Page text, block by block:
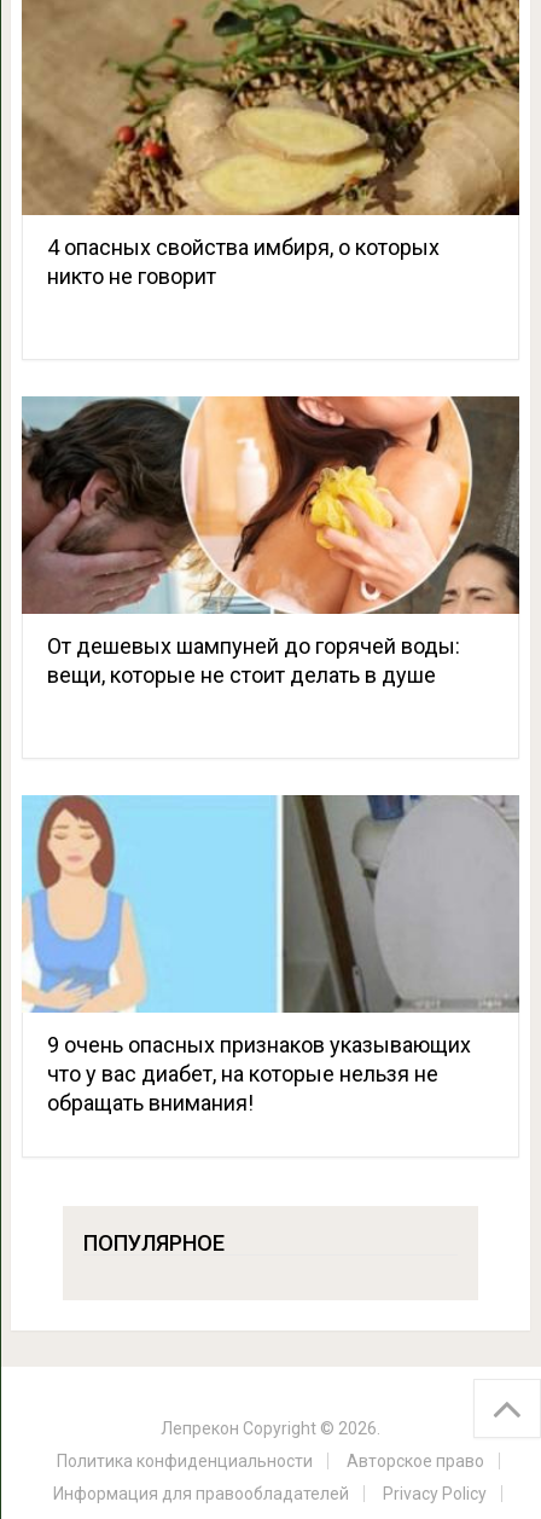
4 опасных свойства имбиря, о которых
никто не говорит
От дешевых шампуней до горячей воды:
вещи, которые не стоит делать в душе
9 очень опасных признаков указывающих
что у вас диабет, на которые нельзя не
обращать внимания!
ПОПУЛЯРНОЕ
Лепрекон Copyright © 2026.
Политика конфиденциальности
Авторское право
Информация для правообладателей
Privacy Policy